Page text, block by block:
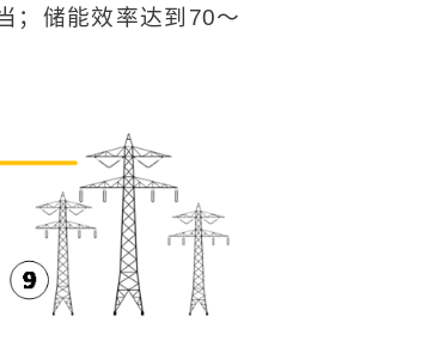
；储能效率达到70～